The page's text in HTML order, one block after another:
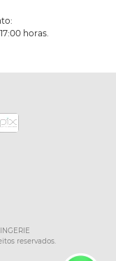
horas.
reservados.